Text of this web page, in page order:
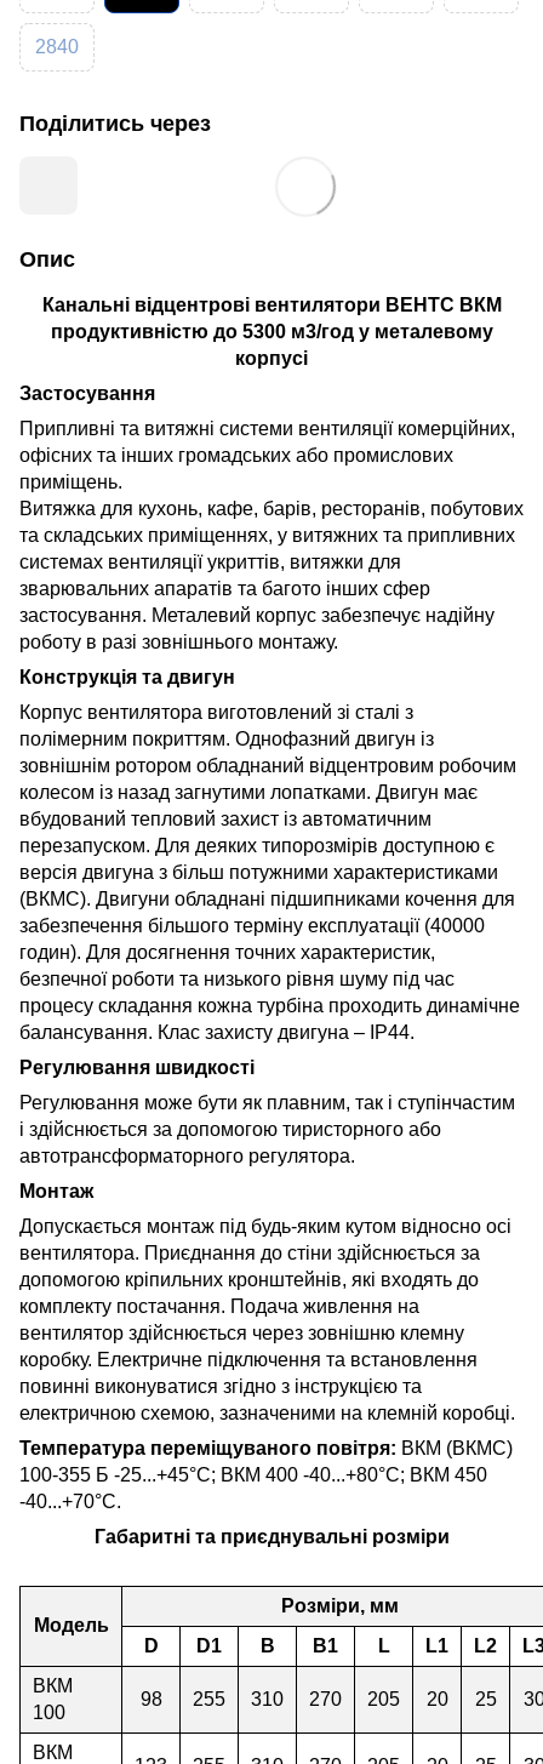
2840
Поділитись через
Опис
Канальні відцентрові вентилятори ВЕНТС ВКМ
продуктивністю до 5300 м3/год у металевому
корпусі
Застосування
Припливні та витяжні системи вентиляції комерційних,
офісних та інших громадських або промислових
приміщень.
Витяжка для кухонь, кафе, барів, ресторанів, побутових
та складських приміщеннях, у витяжних та припливних
системах вентиляції укриттів, витяжки для
зварювальних апаратів та багото інших сфер
застосування. Металевий корпус забезпечує надійну
роботу в разі зовнішнього монтажу.
Конструкція та двигун
Корпус вентилятора виготовлений зі сталі з
полімерним покриттям. Однофазний двигун із
зовнішнім ротором обладнаний відцентровим робочим
колесом із назад загнутими лопатками. Двигун має
вбудований тепловий захист із автоматичним
перезапуском. Для деяких типорозмірів доступною є
версія двигуна з більш потужними характеристиками
(ВКМС). Двигуни обладнані підшипниками кочення для
забезпечення більшого терміну експлуатації (40000
годин). Для досягнення точних характеристик,
безпечної роботи та низького рівня шуму під час
процесу складання кожна турбіна проходить динамічне
балансування. Клас захисту двигуна – IP44.
Регулювання швидкості
Регулювання може бути як плавним, так і ступінчастим
і здійснюється за допомогою тиристорного або
автотрансформаторного регулятора.
Монтаж
Допускається монтаж під будь-яким кутом відносно осі
вентилятора. Приєднання до стіни здійснюється за
допомогою кріпильних кронштейнів, які входять до
комплекту постачання. Подача живлення на
вентилятор здійснюється через зовнішню клемну
коробку. Електричне підключення та встановлення
повинні виконуватися згідно з інструкцією та
електричною схемою, зазначеними на клемній коробці.
Температура переміщуваного повітря: ВКМ (ВКМС)
100-355 Б -25...+45°С; ВКМ 400 -40...+80°С; ВКМ 450
-40...+70°С.
Габаритні та приєднувальні розміри
Модель
Розміри, мм
D
D1 B B1 L L1 L2
ВКМ
100
98 255 310 270 205 20 25
ВКМ